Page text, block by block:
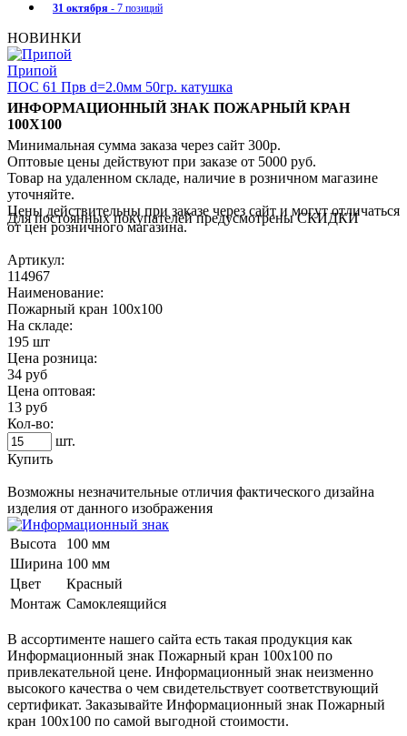
31 октября - 7 позиций
НОВИНКИ
Припой
ПОС 61 Прв d=2.0мм 50гр. катушка
ИНФОРМАЦИОННЫЙ ЗНАК ПОЖАРНЫЙ КРАН
100Х100
Минимальная сумма заказа через сайт 300р.
Оптовые цены действуют при заказе от 5000 руб.
Товар на удаленном складе, наличие в розничном магазине
уточняйте.
Цены действительны при заказе через сайт и могут отличаться
от цен розничного магазина.
Для постоянных покупателей предусмотрены СКИДКИ
Артикул:
114967
Наименование:
Пожарный кран 100х100
На складе:
195 шт
Цена розница:
34 руб
Цена оптовая:
13 руб
Кол-во:
шт.
Купить
Возможны незначительные отличия фактического дизайна
изделия от данного изображения
Высота
100 мм
Ширина 100 мм
Цвет
Красный
Монтаж Самоклеящийся
В ассортименте нашего сайта есть такая продукция как
Информационный знак Пожарный кран 100х100 по
привлекательной цене. Информационный знак неизменно
высокого качества о чем свидетельствует соответствующий
сертификат. Заказывайте Информационный знак Пожарный
кран 100х100 по самой выгодной стоимости.